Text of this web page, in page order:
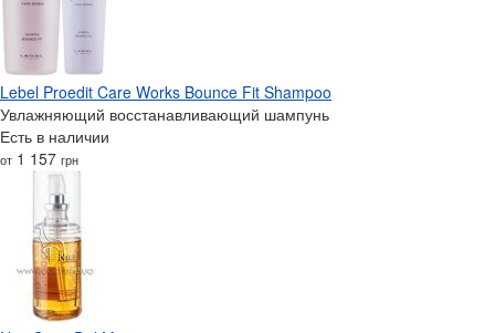
Lebel Proedit Care Works Bounce Fit Shampoo
Увлажняющий восстанавливающий шампунь
Есть в наличии
от 1 157 грн